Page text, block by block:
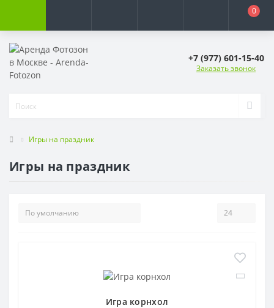
0
+7 (977) 601-15-40
Заказать звонок
Игры на праздник
Игры на праздник
Игра корнхол